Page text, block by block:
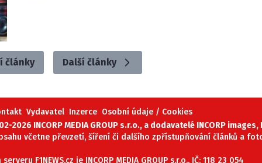
články Další články
Vydavatel Inzerce Osobní údaje / Cookies
2026 INCORP MEDIA GROUP s.r.o., a dodavatelé INCORP images,
včetne převzetí, šíření či dalšího zpřístupňování článků a
F1NEWS.cz je INCORP MEDIA GROUP s.r.o., IČ: 118 23 054